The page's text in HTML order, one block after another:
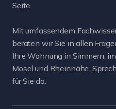
Seite.
Mit umfassendem
beraten wir Sie in allen
Ihre Wohnung in Simmern,
Mosel und Rheinnähe.
für Sie da.